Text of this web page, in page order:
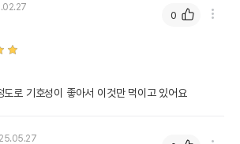
도로 기호성이 좋아서 이것만 먹이고 있어요
0